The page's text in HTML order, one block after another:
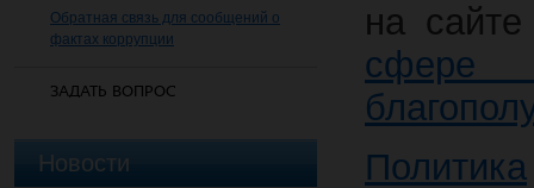
Обратная связь для сообщений о
фактах коррупции
ЗАДАТЬ ВОПРОС
Новости
на
сфере
Политика